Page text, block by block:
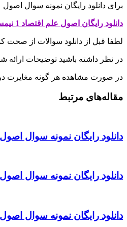
برای دانلود رایگان نمونه سوال اصول علم اقتصاد 1 نیمسال اول 93 – 94 با پاسخنامه به قیمت 0
دانلود رایگان اصول علم اقتصاد 1 نیمسال اول 93 – 94 رشته حسابداری
لطفا قبل از دانلود سوالات از
در نظر داشته باشید توضیحات
در صورت مشاهده هر گونه مغایرت در
مقاله‌های مرتبط
دانلود رایگان نمونه سوال اصول علم اقتصاد 1 نیمسال
دانلود رایگان نمونه سوال اصول علم اقتصاد 1 نیمسال
دانلود رایگان نمونه سوال اصول علم اقتصاد 1 نیمسال